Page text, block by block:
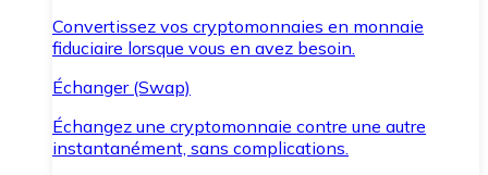
Convertissez vos cryptomonnaies en monnaie
fiduciaire lorsque vous en avez besoin.
Échanger (Swap)
Échangez une cryptomonnaie contre une autre
instantanément, sans complications.